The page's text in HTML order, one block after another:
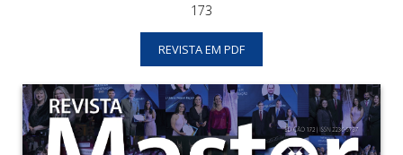
173
REVISTA EM PDF